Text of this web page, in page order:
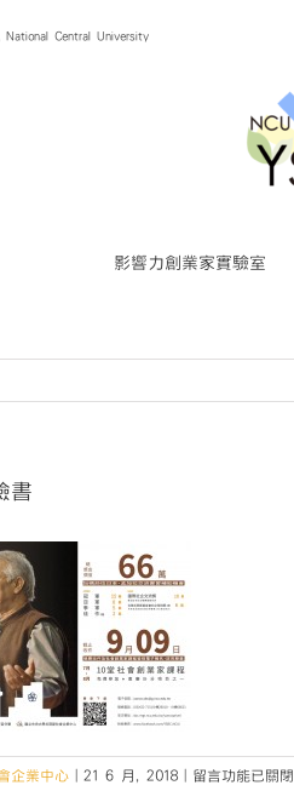
Central University
影響力創業家實驗室
書
企業中心 21 6 月, 2018
在
留言功能已關閉